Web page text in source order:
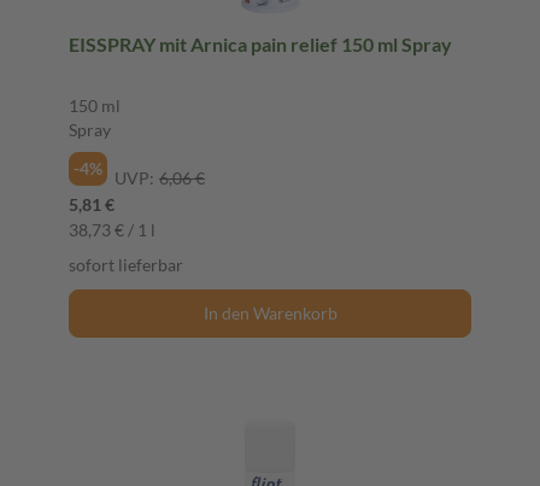
EISSPRAY mit Arnica pain relief 150 ml Spray
150 ml
Spray
-4%
UVP: 6,06 €
5,81 €
38,73 € / 1 l
sofort lieferbar
In den Warenkorb